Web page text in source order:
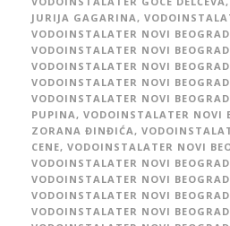
JURIJA GAGARINA,
VODOINSTALATER NOVI
VODOINSTALATER NOVI
VODOINSTALATER NOVI
VODOINSTALATER NOVI
VODOINSTALATER NOVI
PUPINA, VODOINSTALATER NOVI
ZORANA ĐINĐIĆA,
CENE, VODOINSTALATER NOVI
VODOINSTALATER NOVI
VODOINSTALATER NOVI BEOGRAD
VODOINSTALATER NOVI
VODOINSTALATER NOVI BEOGRAD